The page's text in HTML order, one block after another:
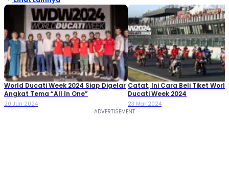
World Ducati Week 2024 Siap Digelar
Angkat Tema “All In One”
20 Jun 2024
Catat, Ini Cara Beli Tiket World
Ducati Week 2024
23 Mar 2024